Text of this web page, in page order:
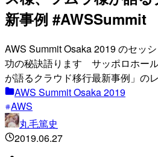
新事例 #AWSSummit
AWS Summit Osaka 2019 のセッ
功の秘訣語ります サッポロホー
が語るクラウド移行最新事例」の
AWS Summit Osaka 2019
AWS
丸毛篤史
2019.06.27